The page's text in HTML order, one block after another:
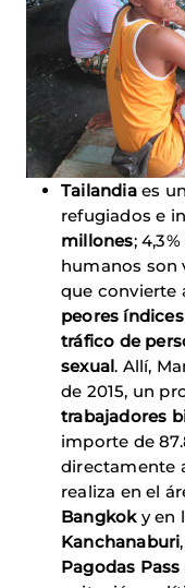
Tailandiaes
refugiados e
millones;
humanos son
que convierte
peores
tráfico de
sexual. Allí,
de 2015, un
trabajadores
importe de
directamente
realiza en el
Bangkoky en
Kanchanaburi
Pagodas Pass